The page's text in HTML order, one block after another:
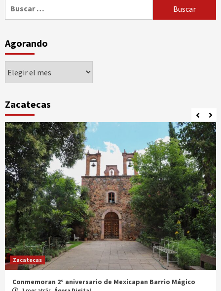
Agorando
Zacatecas
Zacatecas
Celebran XX Cabalgata Toma de Zacatecas